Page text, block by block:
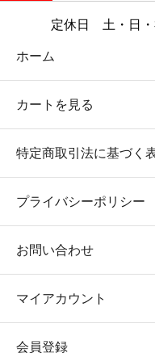
定休日 土・日
ホーム
カートを見る
特定商取引法に基づく
プライバシーポリシー
お問い合わせ
マイアカウント
会員登録